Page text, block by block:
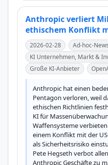
Anthropic verliert
ethischem Konflikt
2026-02-28
Ad-hoc-News
KI Unternehmen, Markt &
Große KI-Anbieter
Anthropic hat einen
Pentagon verloren, weil
ethischen Richtlinien
KI für
Waffensysteme
einem Konflikt mit der
als Sicherheitsrisiko
Pete Hegseth verbot
Anthropic Geschäfte zu